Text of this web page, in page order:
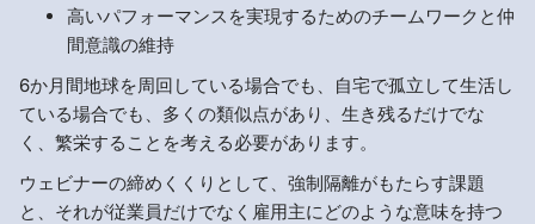
高いパフォーマンスを実現するためのチームワークと仲
間意識の維持
6か月間地球を周回している場合でも、自宅で孤立して生活し
ている場合でも、多くの類似点があり、生き残るだけでな
く、繁栄することを考える必要があります。
ウェビナーの締めくくりとして、強制隔離がもたらす課題
と、それが従業員だけでなく雇用主にどのような意味を持つ